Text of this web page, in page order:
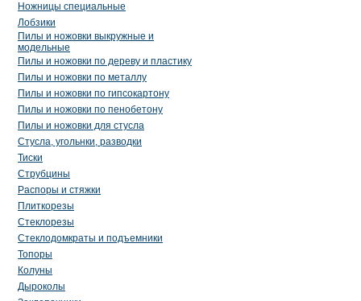
Ножницы специальные
Лобзики
Пилы и ножовки выкружные и
модельные
Пилы и ножовки по дереву и пластику
Пилы и ножовки по металлу
Пилы и ножовки по гипсокартону
Пилы и ножовки по пенобетону
Пилы и ножовки для стусла
Стусла, угольнки, разводки
Тиски
Струбцины
Распоры и стяжки
Плиткорезы
Стеклорезы
Стеклодомкраты и подъемники
Топоры
Колуны
Дыроколы